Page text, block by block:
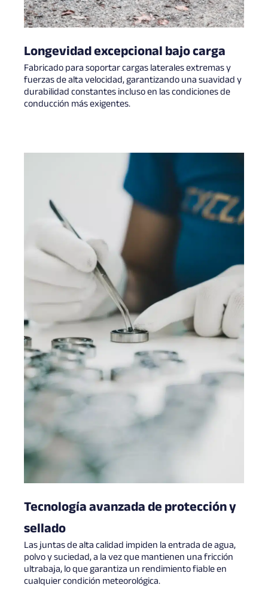
Longevidad excepcional bajo carga
Fabricado para soportar cargas laterales extremas y
fuerzas de alta velocidad, garantizando una suavidad y
durabilidad constantes incluso en las condiciones de
conducción más exigentes.
Tecnología avanzada de protección y
sellado
Las juntas de alta calidad impiden la entrada de agua,
polvo y suciedad, a la vez que mantienen una fricción
ultrabaja, lo que garantiza un rendimiento fiable en
cualquier condición meteorológica.